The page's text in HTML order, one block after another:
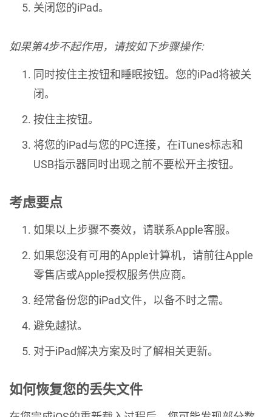
关闭您的iPad。
如果第4步不起作用，请按如下步骤操作:
同时按住主按钮和睡眠按钮。您的iPad将被关
闭。
按住主按钮。
将您的iPad与您的PC连接，在iTunes标志和
USB指示器同时出现之前不要松开主按钮。
考虑要点
如果以上步骤不奏效，请联系Apple客服。
如果您没有可用的Apple计算机，请前往Apple
零售店或Apple授权服务供应商。
经常备份您的iPad文件，以备不时之需。
避免越狱。
对于iPad解决方案及时了解相关更新。
如何恢复您的丢失文件